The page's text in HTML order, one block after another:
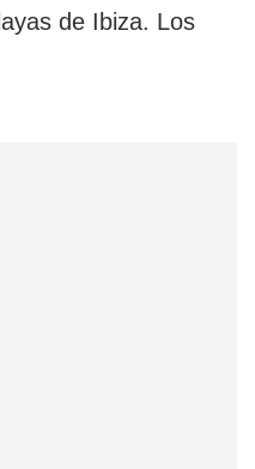
de Ibiza. Los